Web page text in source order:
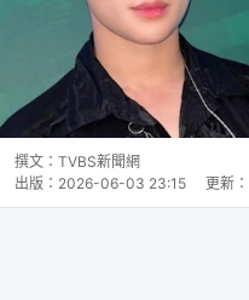
撰文： TVBS新聞網
出版： 2026-06-03 23:15 更新：